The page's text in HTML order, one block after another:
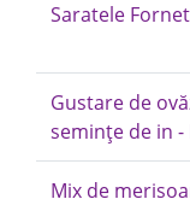
Saratele
Gustare de
semințe de in -
Mix de